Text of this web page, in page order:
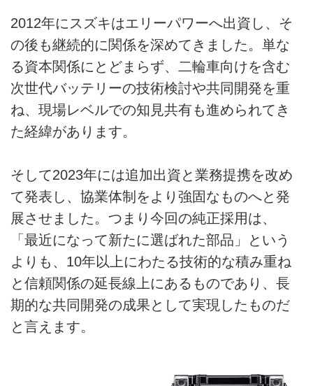
2012年にスズキはエリーパワーへ出資し、そ
の後も継続的に関係を深めてきました。単な
る資本関係にとどまらず、二輪車向けを含む
次世代バッテリーの技術検討や共同開発を重
ね、現場レベルでの知見共有も進められてき
た経緯があります。
そして2023年には追加出資と業務提携を改め
て発表し、協業体制をより強固なものへと発
展させました。つまり今回の純正採用は、
「最近になって新たに選ばれた部品」という
よりも、10年以上にわたる技術的な積み重ね
と信頼関係の延長線上にあるものであり、長
期的な共同開発の成果として実現したものだ
と言えます。